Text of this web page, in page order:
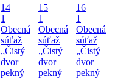
14
1
Obecná
súťaž
„Čistý
dvor –
pekný
15
1
Obecná
súťaž
„Čistý
dvor –
pekný
16
1
Obecná
súťaž
„Čistý
dvor –
pekný